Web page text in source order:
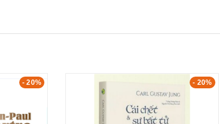
- 20% - 20%